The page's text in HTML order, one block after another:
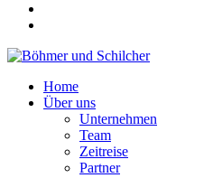
Home
Über uns
Unternehmen
Team
Zeitreise
Partner